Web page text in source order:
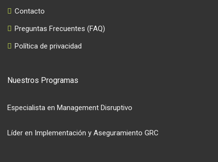
Contacto
Preguntas Frecuentes (FAQ)
Política de privacidad
Nuestros Programas
Especialista en Management Disruptivo
Líder en Implementación y Aseguramiento GRC